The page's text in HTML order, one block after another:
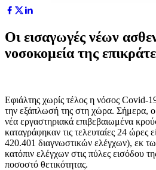
Οι εισαγωγές νέων
νοσοκομεία της
Εφιάλτης χωρίς τέλος η νόσος Covid-
την εξάπλωσή της στη χώρα. Σήμερα,
νέα εργαστηριακά επιβεβαιωμένα
καταγράφηκαν τις τελευταίες 24 ώρες
420.401 διαγνωστικών ελέγχων), εκ
κατόπιν ελέγχων στις πύλες εισόδου
ποσοστό θετικότητας.